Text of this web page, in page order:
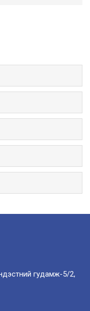
гудамж-5/2,